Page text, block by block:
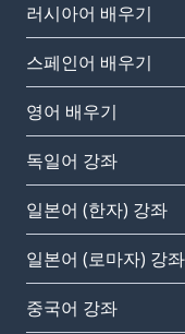
러시아어 배우기
스페인어 배우기
영어 배우기
독일어 강좌
일본어 (한자) 강좌
일본어 (로마자) 강좌
중국어 강좌